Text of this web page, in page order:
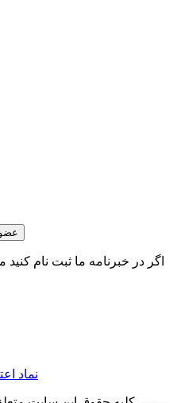
اگر در خبرنامه ما ثبت نام کنید